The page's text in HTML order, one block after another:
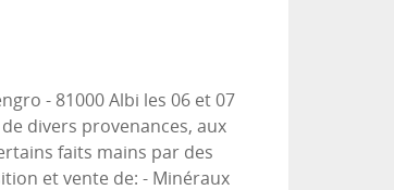
- 81000 Albi les 06 et 07
divers provenances, aux
faits mains par des
et vente de: - Minéraux